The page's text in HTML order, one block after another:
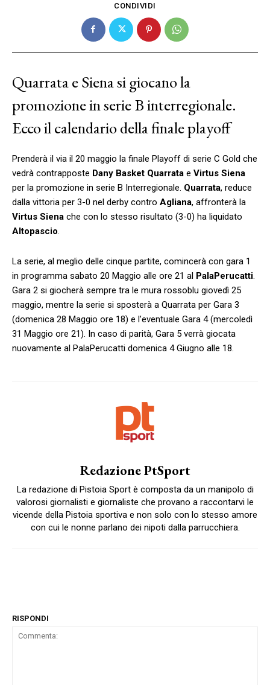
CONDIVIDI
Quarrata e Siena si giocano la
promozione in serie B interregionale.
Ecco il calendario della finale playoff
Prenderà il via il 20 maggio la finale Playoff di serie C Gold che
vedrà contrapposte Dany Basket Quarrata e Virtus Siena
per la promozione in serie B Interregionale. Quarrata, reduce
dalla vittoria per 3-0 nel derby contro Agliana, affronterà la
Virtus Siena che con lo stesso risultato (3-0) ha liquidato
Altopascio.
La serie, al meglio delle cinque partite, comincerà con gara 1
in programma sabato 20 Maggio alle ore 21 al PalaPerucatti.
Gara 2 si giocherà sempre tra le mura rossoblu giovedì 25
maggio, mentre la serie si sposterà a Quarrata per Gara 3
(domenica 28 Maggio ore 18) e l’eventuale Gara 4 (mercoledì
31 Maggio ore 21). In caso di parità, Gara 5 verrà giocata
nuovamente al PalaPerucatti domenica 4 Giugno alle 18.
Redazione PtSport
La redazione di Pistoia Sport è composta da un manipolo di
valorosi giornalisti e giornaliste che provano a raccontarvi le
vicende della Pistoia sportiva e non solo con lo stesso amore
con cui le nonne parlano dei nipoti dalla parrucchiera.
RISPONDI